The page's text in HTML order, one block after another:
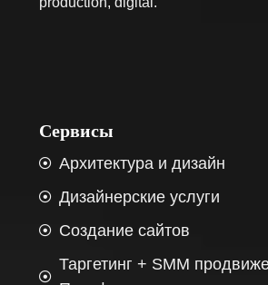
Сервисы
Архитектура и дизайн
Дизайнерские услуги
Создание сайтов
Таргетинг + SMM